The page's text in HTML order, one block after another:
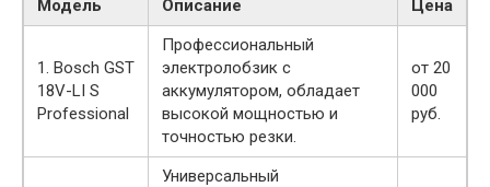
Модель Описание Цена
1. Bosch GST
18V-LI S
Professional
Профессиональный
электролобзик с
аккумулятором, обладает
высокой мощностью и
точностью резки.
от 20
000
руб.
Универсальный